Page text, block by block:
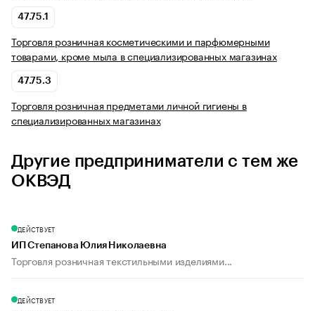
47.75.1
Торговля розничная косметическими и парфюмерными
товарами, кроме мыла в специализированных магазинах
47.75.3
Торговля розничная предметами личной гигиены в
специализированных магазинах
Другие предприниматели с тем же
ОКВЭД
ДЕЙСТВУЕТ
ИП Степанова Юлия Николаевна
Торговля розничная текстильными изделиями...
ДЕЙСТВУЕТ